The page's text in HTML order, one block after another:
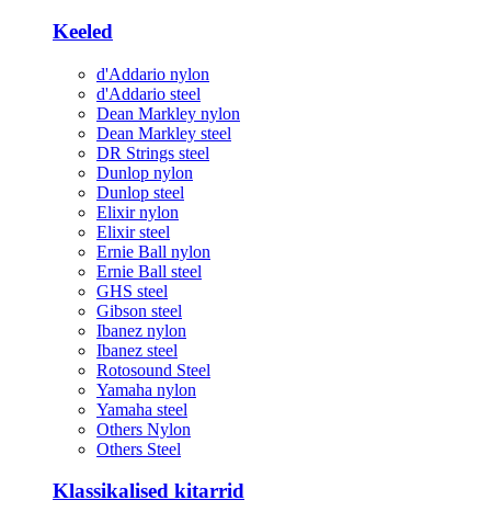
Keeled
d'Addario nylon
d'Addario steel
Dean Markley nylon
Dean Markley steel
DR Strings steel
Dunlop nylon
Dunlop steel
Elixir nylon
Elixir steel
Ernie Ball nylon
Ernie Ball steel
GHS steel
Gibson steel
Ibanez nylon
Ibanez steel
Rotosound Steel
Yamaha nylon
Yamaha steel
Others Nylon
Others Steel
Klassikalised kitarrid